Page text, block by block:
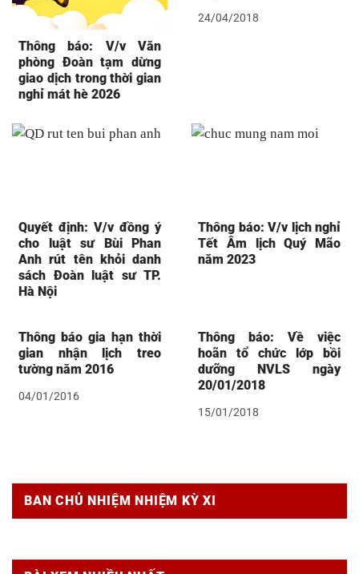
Thông báo: V/v Văn
phòng Đoàn tạm dừng
giao dịch trong thời gian
nghỉ mát hè 2026
24/04/2018
Quyết định: V/v đồng ý
cho luật sư Bùi Phan
Anh rút tên khỏi danh
sách Đoàn luật sư TP.
Hà Nội
Thông báo: V/v lịch nghỉ
Tết Âm lịch Quý Mão
năm 2023
Thông báo gia hạn thời
gian nhận lịch treo
tường năm 2016
04/01/2016
Thông báo: Về việc
hoãn tổ chức lớp bồi
dưỡng NVLS ngày
20/01/2018
15/01/2018
BAN CHỦ NHIỆM NHIỆM KỲ XI